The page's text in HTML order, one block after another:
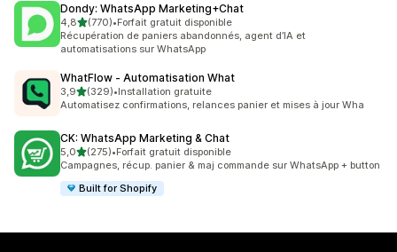
Dondy: WhatsApp Marketing+Chat
4,8étoile(s) sur 5
(770)
770 avis au total
•Forfait gratuit disponible
Récupération de paniers abandonnés, agent d’IA et
automatisations sur WhatsApp
WhatFlow ‑ Automatisation What
3,9étoile(s) sur 5
(329)
329 avis au total
•Installation gratuite
Automatisez confirmations, relances panier et mises à jour Wha
CK: WhatsApp Marketing & Chat
5,0étoile(s) sur 5
(275)
275 avis au total
•Forfait gratuit disponible
Campagnes, récup. panier & maj commande sur WhatsApp + button
Built for Shopify